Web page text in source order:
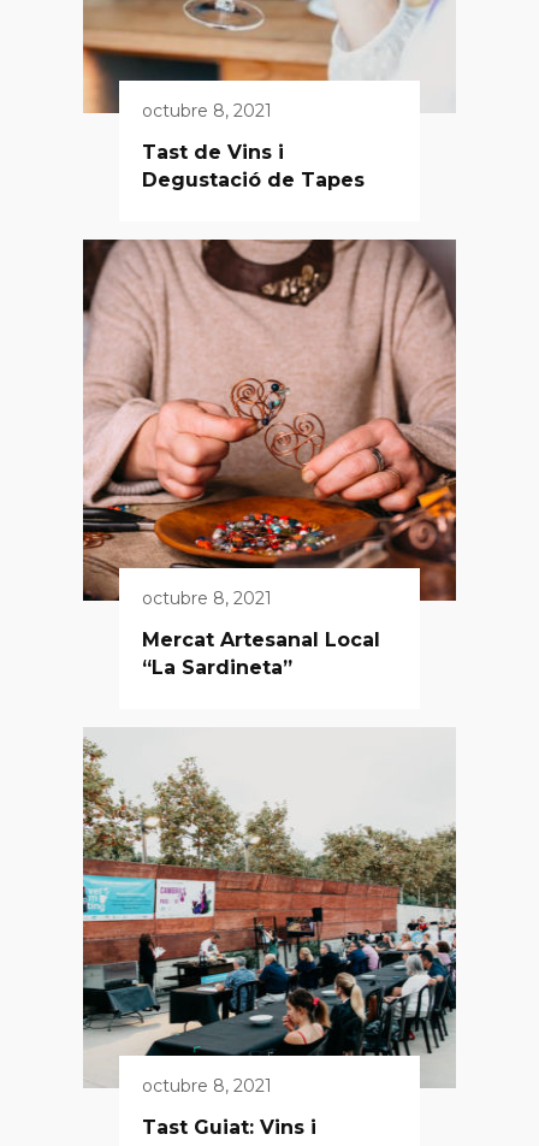
octubre 8, 2021
Tast de Vins i
Degustació de Tapes
octubre 8, 2021
Mercat Artesanal Local
“La Sardineta”
octubre 8, 2021
Tast Guiat: Vins i